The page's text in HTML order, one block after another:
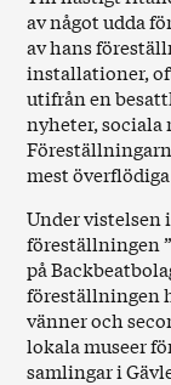
av något udda
av hans
installationer,
utifrån en
nyheter, sociala
mest
Under vistelsen
föreställningen
på
föreställningen
vänner och
lokala museer
samlingar i